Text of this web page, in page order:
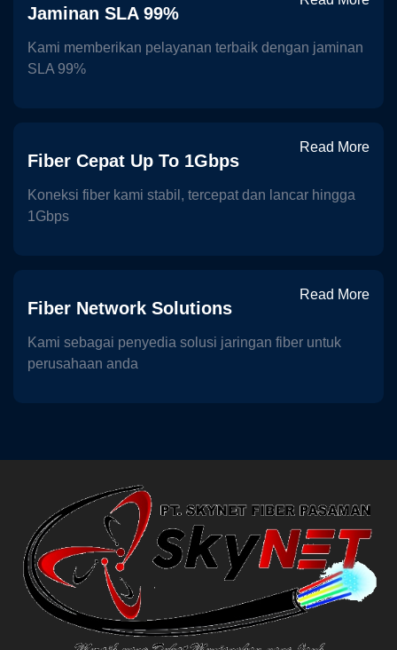
Jaminan SLA 99%
Kami memberikan pelayanan terbaik dengan jaminan
SLA 99%
Read More
Fiber Cepat Up To 1Gbps
Koneksi fiber kami stabil, tercepat dan lancar hingga
1Gbps
Read More
Fiber Network Solutions
Kami sebagai penyedia solusi jaringan fiber untuk
perusahaan anda